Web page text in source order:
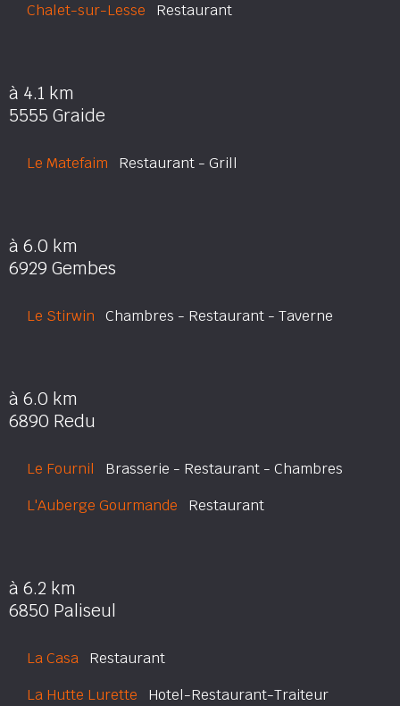
Chalet-sur-Lesse Restaurant
à 4.1 km
5555 Graide
Le Matefaim Restaurant - Grill
à 6.0 km
6929 Gembes
Le Stirwin Chambres - Restaurant - Taverne
à 6.0 km
6890 Redu
Le Fournil Brasserie - Restaurant - Chambres
L'Auberge Gourmande Restaurant
à 6.2 km
6850 Paliseul
La Casa Restaurant
La Hutte Lurette Hotel-Restaurant-Traiteur